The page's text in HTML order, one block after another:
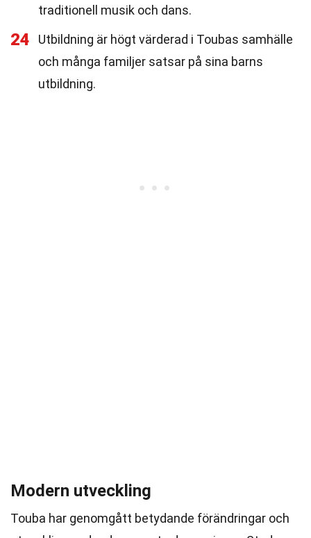
traditionell musik och dans.
24
Utbildning är högt värderad i Toubas samhälle
och många familjer satsar på sina barns
utbildning.
Modern utveckling
Touba har genomgått betydande förändringar och